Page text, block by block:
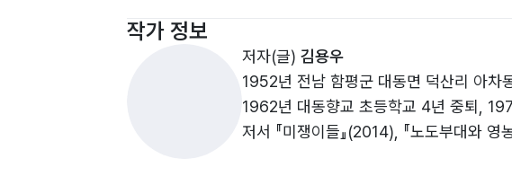
형사와 검사에게 곤욕을 치른 다음에는 사기 사건에 휘말려
그 후 지나온 생을 뒤돌아 볼 때마다 날마다 숨 쉬고 있는
밑바닥을 지나 발뒤축까지 밑바탕에 깔린 넉넉한 자본을
지고 자빠져도 아프다는 말도 하지 않았다. 인생이란 태어
을 눈앞에 둔 결혼과 거미줄처럼 얽혀져 있는 세상이 옆에
라 일라하 일랄라 / 073
콘크리트 + 미장 / 081
열풍, 콘크리트 반장 / 115
작가 정보
저자(글) 김용우
1952년 전남 함평군 대동면 덕산리 아차
1962년 대동향교 초등학교 4년 중퇴,
저서 『미쟁이들』(2014), 『노도부대와